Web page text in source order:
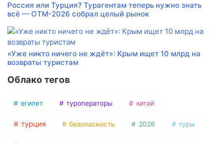
Россия или Турция? Турагентам теперь нужно знать
всё — ОТМ-2026 собрал целый рынок
«Уже никто ничего не ждёт»: Крым ищет 10 млрд на
возвраты туристам
Облако тегов
египет туроператоры китай
турция безопасность 2026 туры